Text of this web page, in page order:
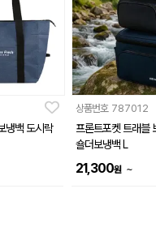
냉백 도시락
상품번호 787012
프론트포켓 트래블
숄더보냉백 L
21,300원 ~